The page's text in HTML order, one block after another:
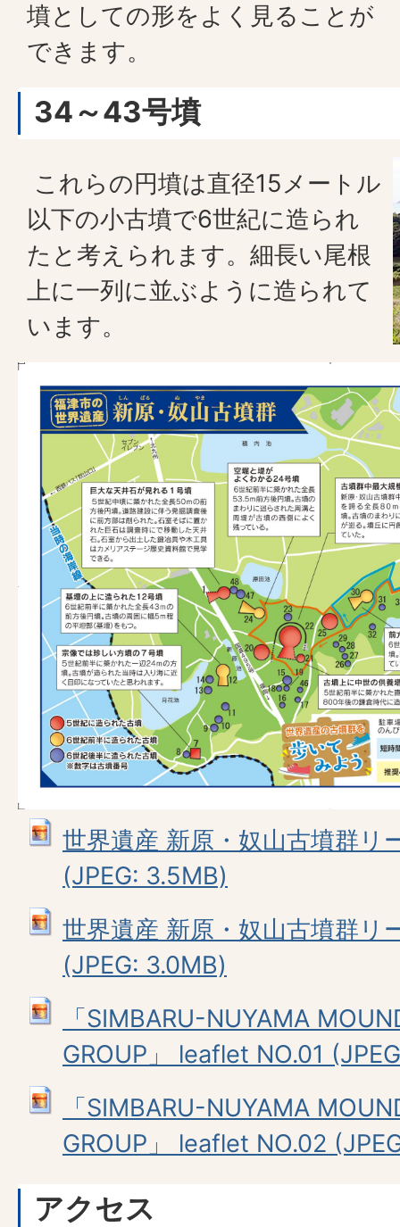
墳としての形をよく見ることが
できます。
34～43号墳
これらの円墳は直径15メートル
以下の小古墳で6世紀に造られ
たと考えられます。細長い尾根
上に一列に並ぶように造られて
います。
世界遺産 新原・奴山古墳群リ
(JPEG: 3.5MB)
世界遺産 新原・奴山古墳群リ
(JPEG: 3.0MB)
「SIMBARU-NUYAMA
GROUP」 leaflet NO.01
「SIMBARU-NUYAMA
GROUP」 leaflet NO.02
アクセス